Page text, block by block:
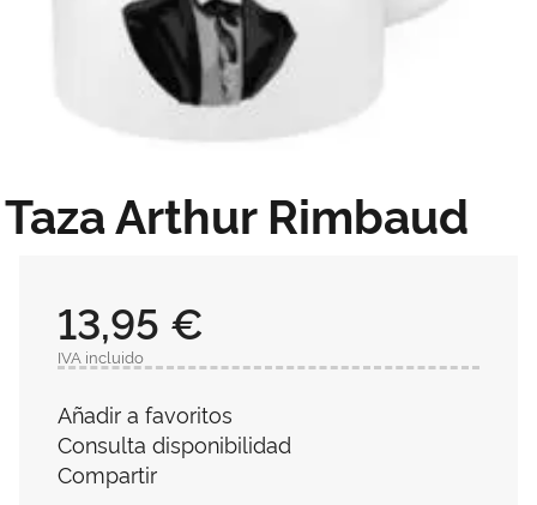
Taza Arthur Rimbaud
13,95 €
IVA incluido
Añadir a favoritos
Consulta disponibilidad
Compartir